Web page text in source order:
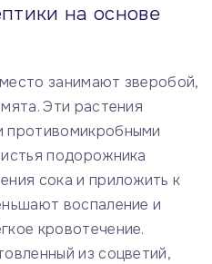
на основе
занимают зверобой,
Эти растения
противомикробными
подорожника
сока и приложить к
воспаление и
кровотечение.
из соцветий,